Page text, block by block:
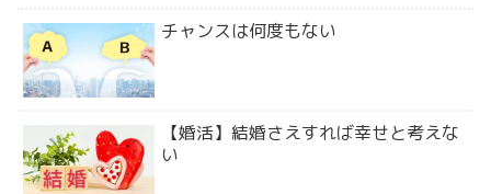
チャンスは何度もない
【婚活】結婚さえすれば幸せと考えな
い